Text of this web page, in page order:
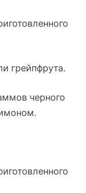
грейпфрута.
черного